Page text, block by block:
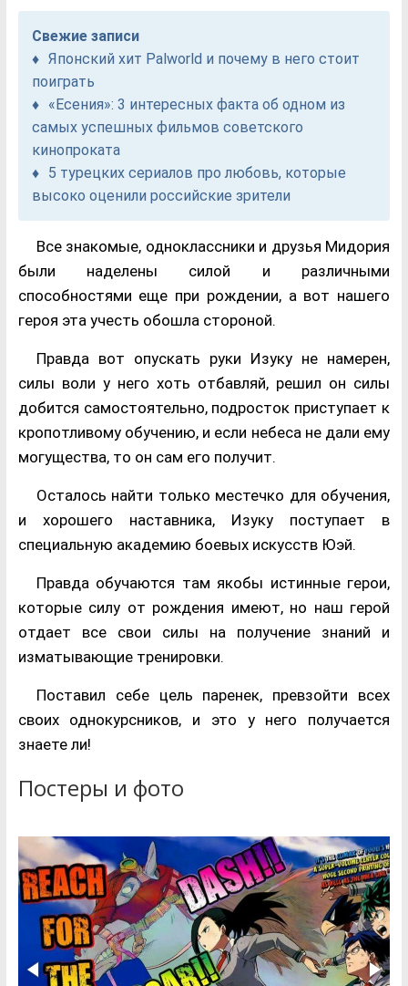
Свежие записи
Японский хит Palworld и почему в него стоит
поиграть
«Есения»: 3 интересных факта об одном из
самых успешных фильмов советского
кинопроката
5 турецких сериалов про любовь, которые
высоко оценили российские зрители
Все знакомые, одноклассники и друзья Мидория
были наделены силой и различными
способностями еще при рождении, а вот нашего
героя эта учесть обошла стороной.
Правда вот опускать руки Изуку не намерен,
силы воли у него хоть отбавляй, решил он силы
добится самостоятельно, подросток приступает к
кропотливому обучению, и если небеса не дали ему
могущества, то он сам его получит.
Осталось найти только местечко для обучения,
и хорошего наставника, Изуку поступает в
специальную академию боевых искусств Юэй.
Правда обучаются там якобы истинные герои,
которые силу от рождения имеют, но наш герой
отдает все свои силы на получение знаний и
изматывающие тренировки.
Поставил себе цель паренек, превзойти всех
своих однокурсников, и это у него получается
знаете ли!
Постеры и фото